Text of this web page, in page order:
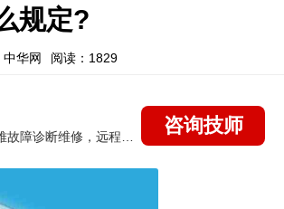
规定?
中华网 阅读：1829
咨询技师